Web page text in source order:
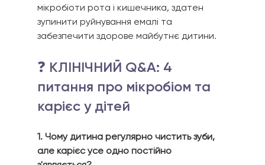
мікробіоти рота і кишечника, здатен
зупинити руйнування емалі та
забезпечити здорове майбутнє дитини.
❓ КЛІНІЧНИЙ Q&A: 4
питання про мікробіом та
карієс у дітей
1. Чому дитина регулярно чистить зуби,
але карієс усе одно постійно